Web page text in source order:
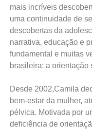
mais incríveis
uma continuidade de
descobertas da
narrativa, educação e
fundamental e muitas
brasileira: a orientação
Desde 2002,Camila
bem-estar da mulher,
pélvica. Motivada por
deficiência de